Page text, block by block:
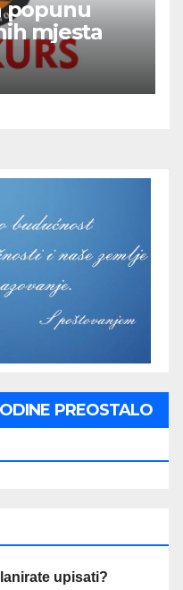
popunu
mjesta
PREOSTALO
upisati?